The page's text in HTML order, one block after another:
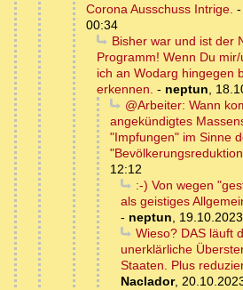
Corona Ausschuss Intrige. -
00:34
Bisher war und ist der
Programm! Wenn Du
ich an Wodarg hingegen
erkennen. - neptun,
@Arbeiter: Wann
angekündigtes
"Impfungen" im Sinne
12:12
:-) Von wegen
als geistiges
- neptun,
Wieso? DAS läuft
unerklärliche
Staaten. Plus
Naclador,